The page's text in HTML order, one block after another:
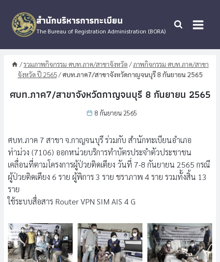
content
สำนักบริหารการทะเบียน
The Bureau of Registration Administration (BORA)
/รวมภาพกิจกรรม ศบท.ภาค/สาขาจังหวัด /ภาพกิจกรรม ศบท.ภาค/สาขา
จังหวัด ปี 2565/ศบท.ภาค7/สาขาจังหวัดกาญจนบุรี 8 กันยายน 2565
ศบท.ภาค7/สาขาจังหวัดกาญจนบุรี 8 กันยายน 2565
8 กันยายน 2565
ศบท.ภาค 7 สาขา จ.กาญจนบุรี ร่วมกับ สำนักทะเบียนอำเภอ
ท่าม่วง (7106) ออกหน่วยบริการทำบัตรประจำตัวประชาชน
เคลื่อนที่ตามโครงการผู้ป่วยติดเตียง วันที่ 7-8 กันยายน 2565 กรณี
ผู้ป่วยติดเตียง 6 ราย ผู้พิการ 3 ราย ชราภาพ 4 ราย รวมทั้งสิ้น 13
ราย
ใช้ระบบสื่อสาร Router VPN SIM AIS 4 G